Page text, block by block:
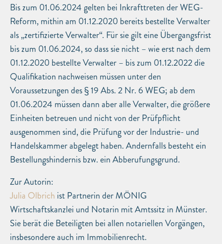
Bis zum 01.06.2024 gelten bei Inkrafttreten der WEG-
Reform, mithin am 01.12.2020 bereits bestellte Verwalter
als „zertifizierte Verwalter“. Für sie gilt eine Übergangsfrist
bis zum 01.06.2024, so dass sie nicht – wie erst nach dem
01.12.2020 bestellte Verwalter – bis zum 01.12.2022 die
Qualifikation nachweisen müssen unter den
Voraussetzungen des § 19 Abs. 2 Nr. 6 WEG; ab dem
01.06.2024 müssen dann aber alle Verwalter, die größere
Einheiten betreuen und nicht von der Prüfpflicht
ausgenommen sind, die Prüfung vor der Industrie- und
Handelskammer abgelegt haben. Andernfalls besteht ein
Bestellungshindernis bzw. ein Abberufungsgrund.
Zur Autorin:
Julia Olbrich ist Partnerin der MÖNIG
Wirtschaftskanzlei und Notarin mit Amtssitz in Münster.
Sie berät die Beteiligten bei allen notariellen Vorgängen,
insbesondere auch im Immobilienrecht.